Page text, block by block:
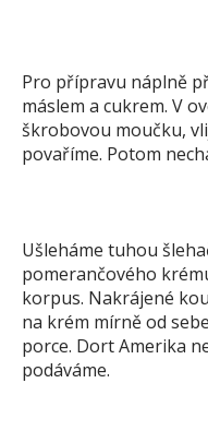
Pro přípravu náplně
máslem a cukrem. V
škrobovou moučku,
povaříme. Potom
Ušleháme tuhou
pomerančového
korpus. Nakrájené
na krém mírně od
porce. Dort Amerika
podáváme.